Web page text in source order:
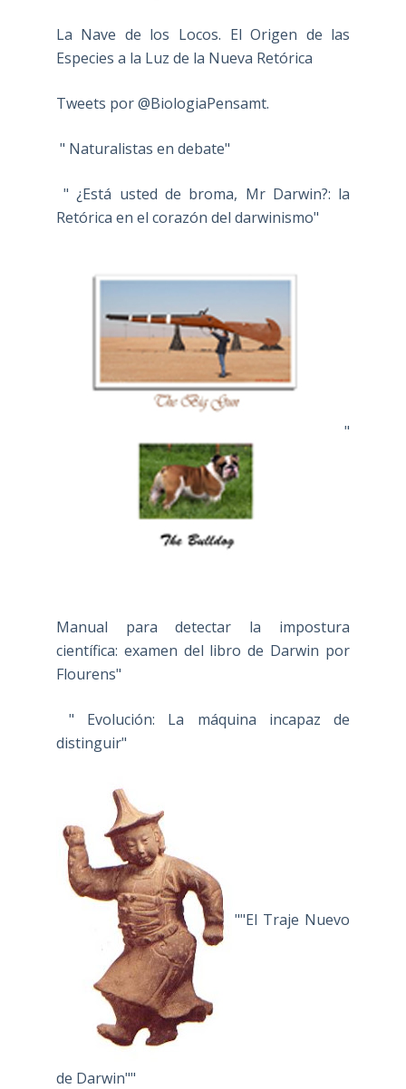
La Nave de los Locos. El Origen de las
Especies a la Luz de la Nueva Retórica
Tweets por @BiologiaPensamt.
" Naturalistas en debate"
" ¿Está usted de broma, Mr Darwin?: la
Retórica en el corazón del darwinismo"
"
Manual para detectar la impostura
científica: examen del libro de Darwin por
Flourens"
" Evolución: La máquina incapaz de
distinguir"
""El Traje Nuevo
de Darwin""